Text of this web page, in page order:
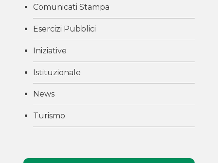
Comunicati Stampa
Esercizi Pubblici
Iniziative
Istituzionale
News
Turismo